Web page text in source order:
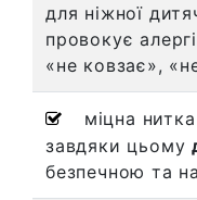
для ніжної
провокує
«не ковзає»,
міцна
завдяки цьому
безпечною та